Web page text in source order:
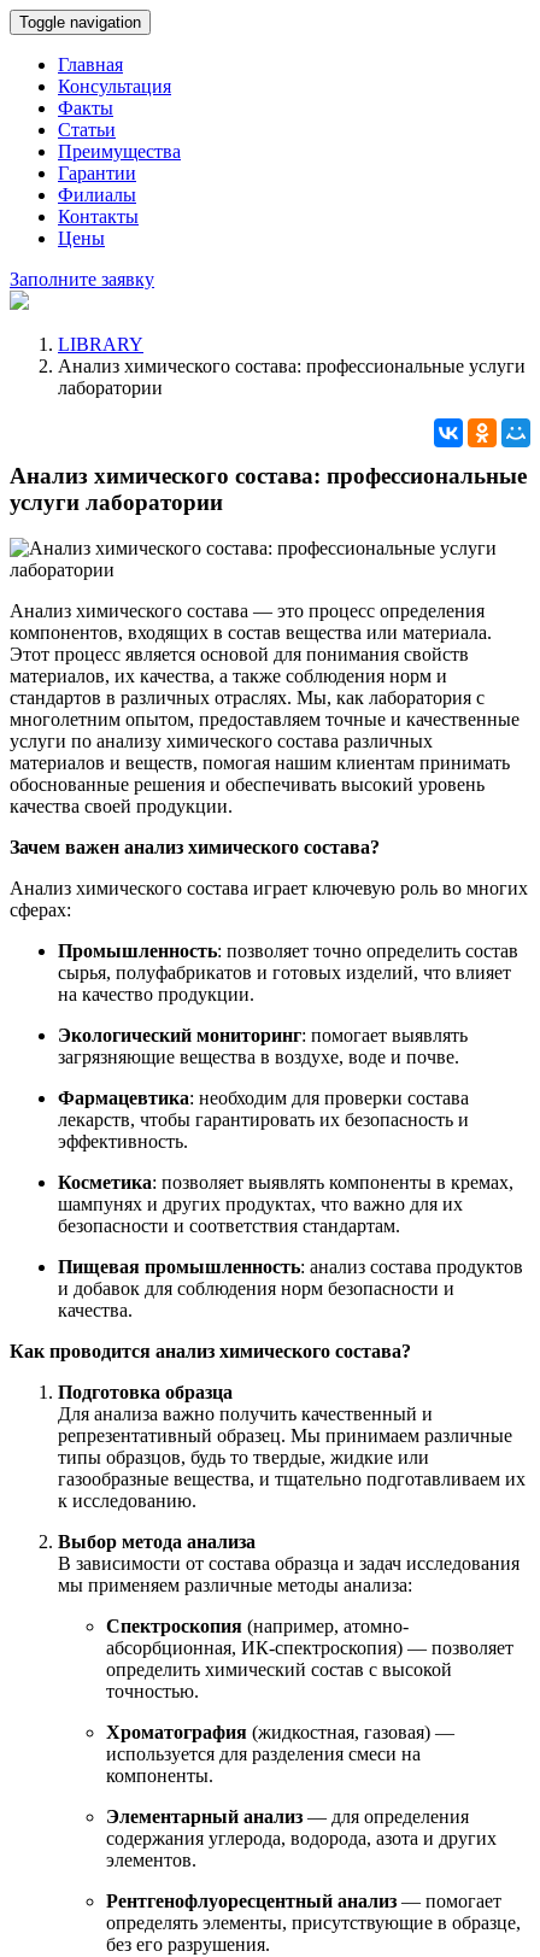
Toggle navigation
Главная
Консультация
Факты
Статьи
Преимущества
Гарантии
Филиалы
Контакты
Цены
Заполните заявку
LIBRARY
Анализ химического состава: профессиональные услуги
лаборатории
Анализ химического состава: профессиональные
услуги лаборатории
Анализ химического состава — это процесс определения
компонентов, входящих в состав вещества или материала.
Этот процесс является основой для понимания свойств
материалов, их качества, а также соблюдения норм и
стандартов в различных отраслях. Мы, как лаборатория с
многолетним опытом, предоставляем точные и качественные
услуги по анализу химического состава различных
материалов и веществ, помогая нашим клиентам принимать
обоснованные решения и обеспечивать высокий уровень
качества своей продукции.
Зачем важен анализ химического состава?
Анализ химического состава играет ключевую роль во многих
сферах:
Промышленность: позволяет точно определить состав
сырья, полуфабрикатов и готовых изделий, что влияет
на качество продукции.
Экологический мониторинг: помогает выявлять
загрязняющие вещества в воздухе, воде и почве.
Фармацевтика: необходим для проверки состава
лекарств, чтобы гарантировать их безопасность и
эффективность.
Косметика: позволяет выявлять компоненты в кремах,
шампунях и других продуктах, что важно для их
безопасности и соответствия стандартам.
Пищевая промышленность: анализ состава продуктов
и добавок для соблюдения норм безопасности и
качества.
Как проводится анализ химического состава?
Подготовка образца
Для анализа важно получить качественный и
репрезентативный образец. Мы принимаем различные
типы образцов, будь то твердые, жидкие или
газообразные вещества, и тщательно подготавливаем их
к исследованию.
Выбор метода анализа
В зависимости от состава образца и задач исследования
мы применяем различные методы анализа:
Спектроскопия (например, атомно-
абсорбционная, ИК-спектроскопия) — позволяет
определить химический состав с высокой
точностью.
Хроматография (жидкостная, газовая) —
используется для разделения смеси на
компоненты.
Элементарный анализ — для определения
содержания углерода, водорода, азота и других
элементов.
Рентгенофлуоресцентный анализ — помогает
определять элементы, присутствующие в образце,
без его разрушения.